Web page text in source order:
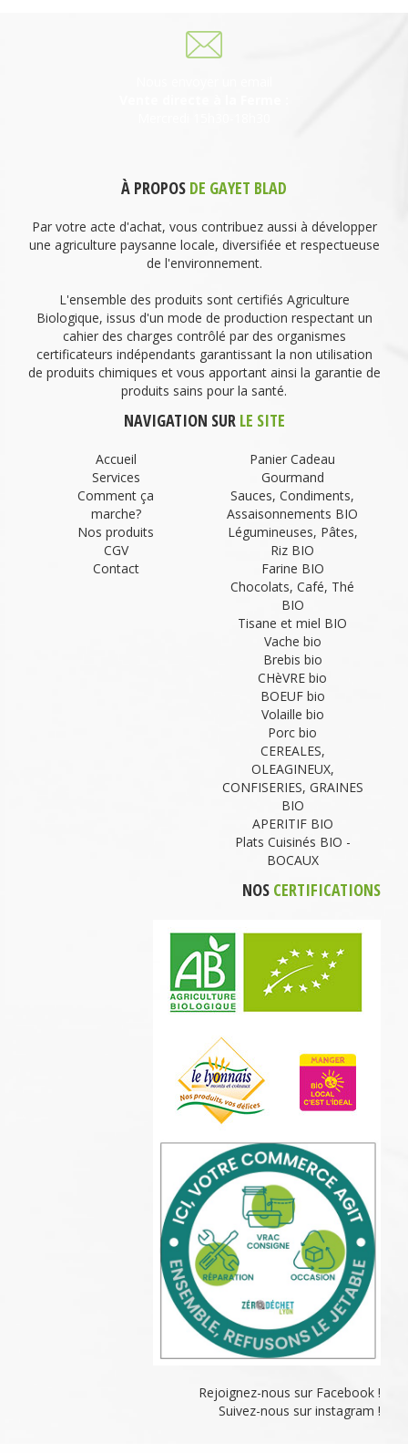
À PROPOS DE GAYET BLAD
Par votre acte d'achat, vous contribuez aussi à développer
une agriculture paysanne locale, diversifiée et respectueuse
de l'environnement.
L'ensemble des produits sont certifiés Agriculture
Biologique, issus d'un mode de production respectant un
cahier des charges contrôlé par des organismes
certificateurs indépendants garantissant la non utilisation
de produits chimiques et vous apportant ainsi la garantie de
produits sains pour la santé.
NAVIGATION SUR LE SITE
Accueil
Services
Comment ça
marche?
Nos produits
CGV
Contact
Panier Cadeau
Gourmand
Sauces, Condiments,
Assaisonnements BIO
Légumineuses, Pâtes,
Riz BIO
Farine BIO
Chocolats, Café, Thé
BIO
Tisane et miel BIO
Vache bio
Brebis bio
CHèVRE bio
BOEUF bio
Volaille bio
Porc bio
CEREALES,
OLEAGINEUX,
CONFISERIES, GRAINES
BIO
APERITIF BIO
Plats Cuisinés BIO -
BOCAUX
NOS CERTIFICATIONS
Rejoignez-nous sur Facebook !
Suivez-nous sur instagram !